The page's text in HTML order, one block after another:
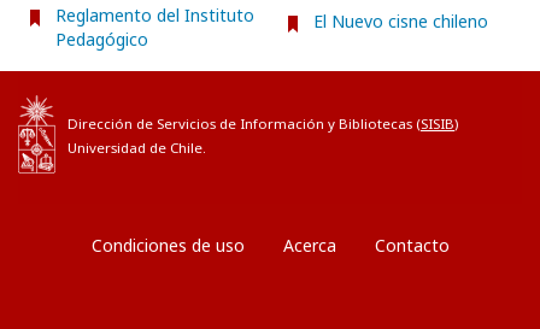
Reglamento del Instituto
Pedagógico
El Nuevo cisne chileno
Dirección de Servicios de Información y Bibliotecas (SISIB)
Universidad de Chile.
Condiciones de uso Acerca Contacto